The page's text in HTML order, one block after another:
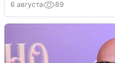
6 августа 89